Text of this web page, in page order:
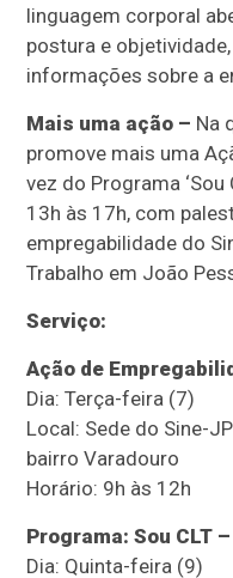
linguagem corporal
postura e
informações sobre a
Mais uma ação – Na
promove mais uma
vez do Programa ‘Sou
13h às 17h, com
empregabilidade do
Trabalho em João
Serviço:
Ação de
Dia: Terça-feira (7)
Local: Sede do Sine-
bairro Varadouro
Horário: 9h às 12h
Programa: Sou CLT
Dia: Quinta-feira (9)